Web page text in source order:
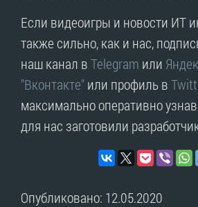
Если видеоигры и новости ИТ
также сильно, как и нас,
наш канал вTelegram или
"Вконтакте"или профиль в
максимально оперативно
для нас заготовили
Опубликовано: 12.05.2020